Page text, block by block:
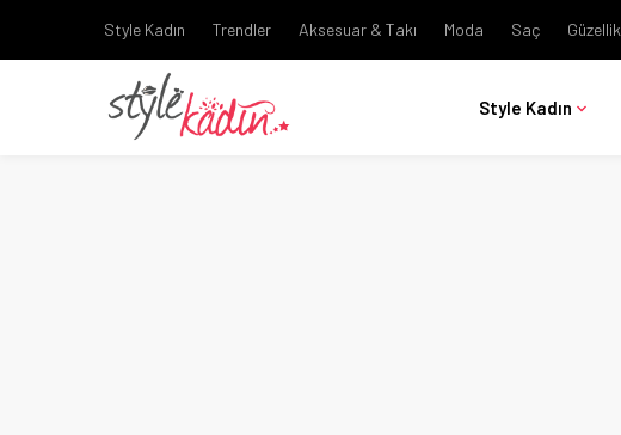
Style Kadın Trendler Aksesuar & Takı Moda Saç Güzellik
Style Kadın